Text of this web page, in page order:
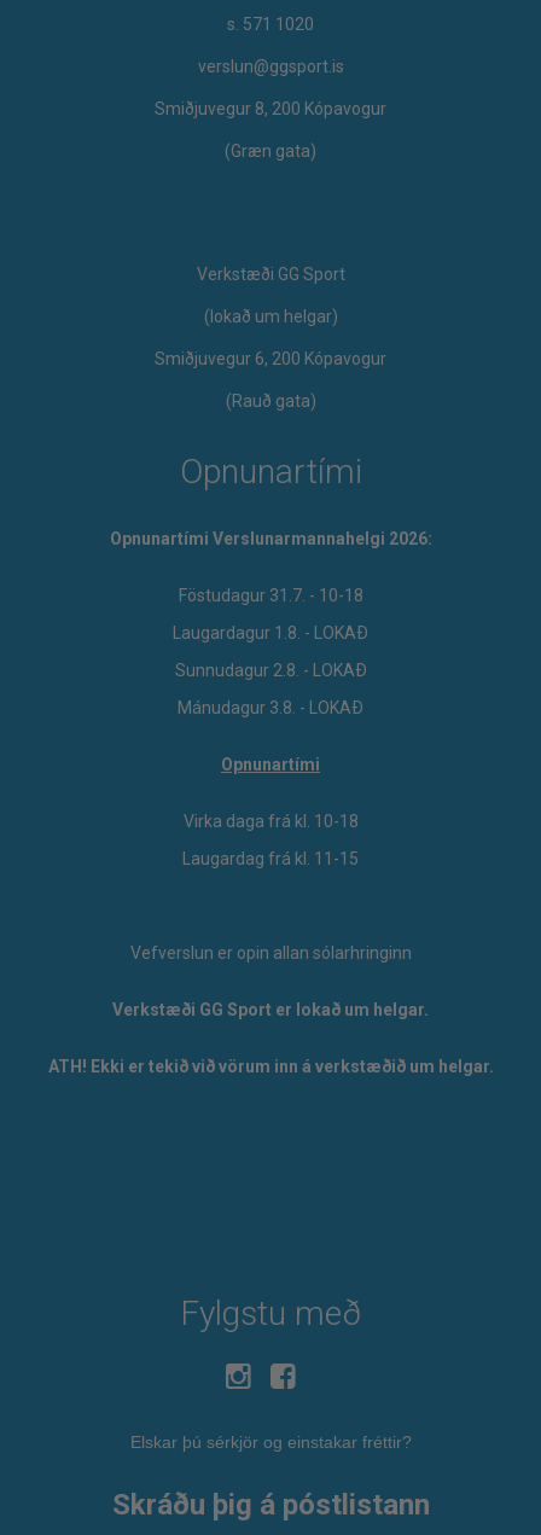
s. 571 1020
verslun@ggsport.is
Smiðjuvegur 8, 200 Kópavogur
(Græn gata)
Verkstæði GG Sport
​(lokað um helgar)
Smiðjuvegur 6, 200 Kópavogur
(Rauð gata)
Opnunartími
Opnunartími Verslunarmannahelgi 2026:
Föstudagur 31.7. - 10-18
Laugardagur 1.8. - LOKAÐ
Sunnudagur 2.8. - LOKAÐ
Mánudagur 3.8. - LOKAÐ
Opnunartími
Virka daga frá kl. 10-18
Laugardag frá kl. 11-15
Vefverslun er opin allan sólarhringinn
Verkstæði GG Sport er lokað um helgar.
ATH! Ekki er tekið við vörum inn á verkstæðið um helgar.
Fylgstu með
Elskar þú sérkjör og einstakar fréttir?
Skráðu þig á póstlistann